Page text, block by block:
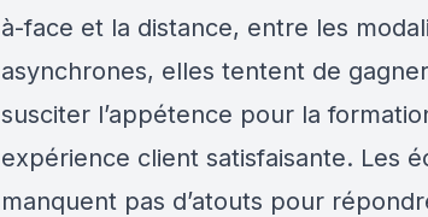
à-face et la distance, entre les
asynchrones, elles tentent de
susciter l’appétence pour la
expérience client satisfaisante. Les
manquent pas d’atouts pour